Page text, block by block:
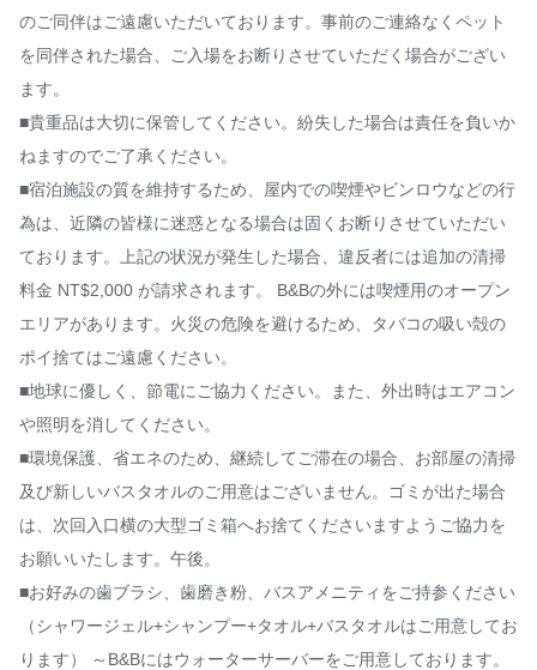
のご同伴はご遠慮いただいております。事前のご連絡なくペット
を同伴された場合、ご入場をお断りさせていただく場合がござい
ます。
■貴重品は大切に保管してください。紛失した場合は責任を負いか
ねますのでご了承ください。
■宿泊施設の質を維持するため、屋内での喫煙やビンロウなどの行
為は、近隣の皆様に迷惑となる場合は固くお断りさせていただい
ております。上記の状況が発生した場合、違反者には追加の清掃
料金 NT$2,000 が請求されます。 B&Bの外には喫煙用のオープン
エリアがあります。火災の危険を避けるため、タバコの吸い殻の
ポイ捨てはご遠慮ください。
■地球に優しく、節電にご協力ください。また、外出時はエアコン
や照明を消してください。
■環境保護、省エネのため、継続してご滞在の場合、お部屋の清掃
及び新しいバスタオルのご用意はございません。ゴミが出た場合
は、次回入口横の大型ゴミ箱へお捨てくださいますようご協力を
お願いいたします。午後。
■お好みの歯ブラシ、歯磨き粉、バスアメニティをご持参ください
（シャワージェル+シャンプー+タオル+バスタオルはご用意してお
ります） ～B&Bにはウォーターサーバーをご用意しております。